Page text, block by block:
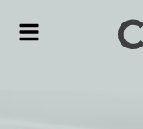
Alternar
navegación